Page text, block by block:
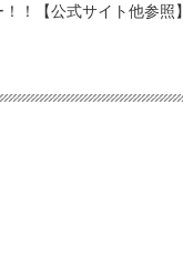
！【公式サイト他参照】